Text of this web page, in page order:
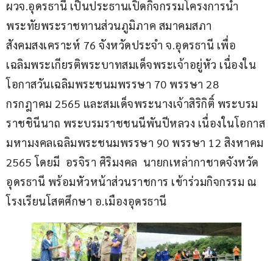
ผวจ.อุดรธานี เป็นประธานเปิดกิจกรรมโครงการน้ำ
พระทัยพระราชทานส่วนภูมิภาค สมาคมสภา
สังคมสงเคราะห์ 76 จังหวัดประจำ จ.อุดรธานี เพื่อ
เฉลิมพระเกียรติพระบาทสมเด็จพระเจ้าอยู่หัว เนื่องใน
โอกาสวันเฉลิมพระชนมพรรษา 70 พรรษา 28
กรกฎาคม 2565 และสมเด็จพระนางเจ้าสิริกิติ์ พระบรม
ราชชินีนาถ พระบรมราชชนนีพันปีหลวง เนื่องในโอกาส
มหามงคลเฉลิมพระชนมพรรษา 90 พรรษา 12 สิงหาคม
2565 โดยมี  อรจิรา ศิริมงคล  นายกเหล่ากาชาดจังหวัด
อุดรธานี พร้อมหัวหน้าส่วนราชการ เข้าร่วมกิจกรรม ณ
โรงเรียนโสตศึกษา อ.เมืองอุดรธานี